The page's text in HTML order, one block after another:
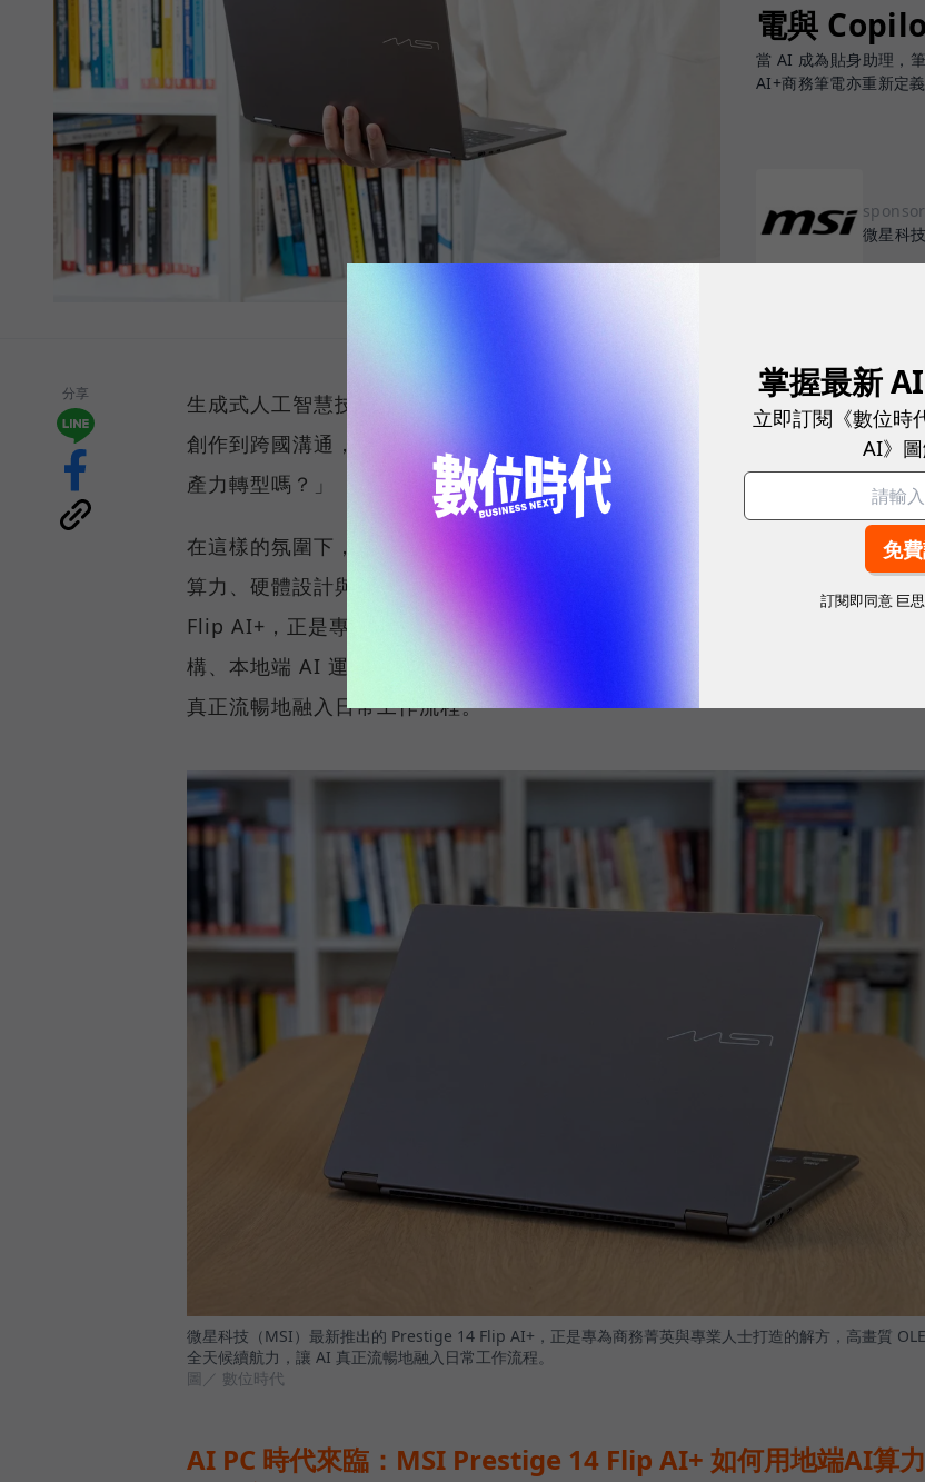
電與
當 AI 成為貼身助理，
AI+商務筆電亦重新定義
微星科技
分享
生成式人工智慧技術正以驚人速度滲透職場，從會議記錄、文件撰寫、資料搜
創作到跨國溝通，每位知識工作者都開始思考：「我懂得善用 AI 嗎？我的硬體
產力轉型嗎？」
在這樣的氛圍下，市場對 AI PC 的期待，已從單純搭載最新處理器，擴展到如
算力、硬體設計與真實使用情境無縫整合。微星科技（MSI）最新推出的
Flip AI+，正是專為商務菁英與專業人士打造的解方。它結合了微軟 Copilot+
構、本地端 AI 運算、2-in-1 翻轉設計、高畫質 OLED 顯示器與全天候續航力，
真正流暢地融入日常工作流程。
微星科技（MSI）最新推出的 Prestige 14 Flip AI+，正是專為商務菁英與專業人士打造的解方，高畫質
全天候續航力，讓 AI 真正流暢地融入日常工作流程。
圖／ 數位時代
AI PC 時代來臨：MSI Prestige 14 Flip AI+ 如何用地端AI算
掌握最新
立即訂閱《數位時
AI》
訂閱即同意 巨